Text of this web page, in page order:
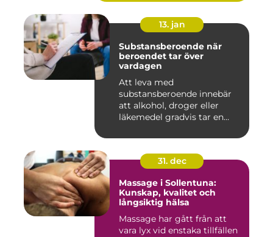
13. jan
Substansberoende när
beroendet tar över
vardagen
Att leva med
substansberoende innebär
att alkohol, droger eller
läkemedel gradvis tar en
31. dec
Massage i Sollentuna:
Kunskap, kvalitet och
långsiktig hälsa
Massage har gått från att
vara lyx vid enstaka tillfällen